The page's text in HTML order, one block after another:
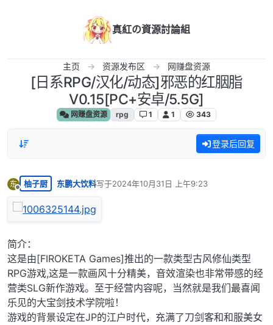
真紅の資源討論組
主页 资源发布区 网赚盘资源
[日系RPG/汉化/动态]邪恶的红胭脂
V0.15[PC+安卓/5.5G]
网赚盘资源 rpg 1 1 343
登录后回复
东
离线
柚子厨 东鹏大饮料写于2024年10月31日 上午9:23
最后由 编辑
简介：
这是由[FIROKETA Games]推出的一款类型古风修仙类型
RPG游戏,这是一款画风十分精美，音效渲染也非常带感的经
营类SLG新作游戏。至于经营内容呢，当然就是我们最喜闻
乐见的大宝剑技术学院啦！
游戏的背景设定在JP的江户时代，充满了刀剑客和和服美女